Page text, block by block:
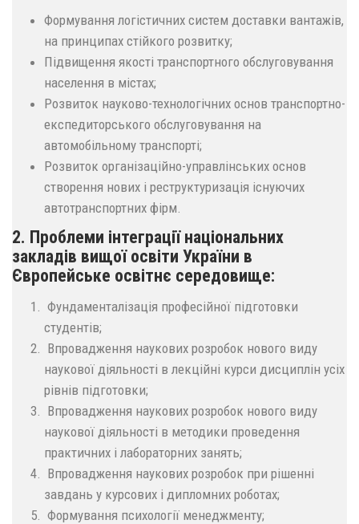
Формування логістичних систем доставки вантажів,
на принципах стійкого розвитку;
Підвищення якості транспортного обслуговування
населення в містах;
Розвиток науково-технологічних основ транспортно-
експедиторського обслуговування на
автомобільному транспорті;
Розвиток організаційно-управлінських основ
створення нових і реструктуризація існуючих
автотранспортних фірм.
2. Проблеми інтеграції національних
закладів вищої освіти України в
Європейське освітнє середовище:
Фундаменталізація професійної підготовки
студентів;
Впровадження наукових розробок нового виду
наукової діяльності в лекційні курси дисциплін усіх
рівнів підготовки;
Впровадження наукових розробок нового виду
наукової діяльності в методики проведення
практичних і лабораторних занять;
Впровадження наукових розробок при рішенні
завдань у курсових і дипломних роботах;
Формування психології менеджменту;